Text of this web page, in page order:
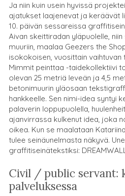
Ja niin kuin usein hyvissä
ajatukset laajenevat ja keräävät
10. päivän sessareissa
Aivan skeittiradan yläpuolelle,
muuriin, maalaa Geezers the
isokokoisen, vuosittain vaihtuvan
Mimmit peinttaa -taidekollektiivi
olevan 25 metriä leveän ja 4,5
betonimuurin yläosaan
hankkeelle. Sen nimi-idea syntyi
palaverin loppupuolella,
ajanvirrassa kulkenut idea, joka
oikea. Kun se maalataan
tulee seinäunelmasta näkyvä.
graffitiseinätekstiksi:
Civil / public servant:
palveluksessa